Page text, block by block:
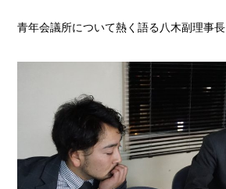
青年会議所について熱く語る八木副理事長